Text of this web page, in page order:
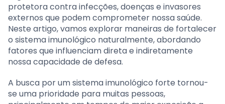
protetora contra infecções, doenças e invasores
externos que podem comprometer nossa saúde.
Neste artigo, vamos explorar maneiras de fortalecer
o sistema imunológico naturalmente, abordando
fatores que influenciam direta e indiretamente
nossa capacidade de defesa.
A busca por um sistema imunológico forte tornou-
se uma prioridade para muitas pessoas,